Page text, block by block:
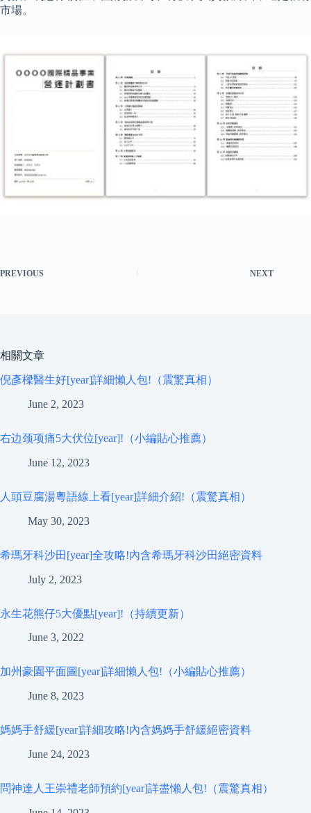
市場。
PREVIOUS NEXT
相關文章
倪彥樑醫生好[year]詳細懶人包!（震驚真相）
June 2, 2023
右边颈项痛5大伏位[year]!（小編貼心推薦）
June 12, 2023
人頭豆腐湯粵語線上看[year]詳細介紹!（震驚真相）
May 30, 2023
希瑪牙科沙田[year]全攻略!內含希瑪牙科沙田絕密資料
July 2, 2023
永生花熊仔5大優點[year]!（持續更新）
June 3, 2022
加州豪園平面圖[year]詳細懶人包!（小編貼心推薦）
June 8, 2023
媽媽手舒緩[year]詳細攻略!內含媽媽手舒緩絕密資料
June 24, 2023
問神達人王崇禮老師預約[year]詳盡懶人包!（震驚真相）